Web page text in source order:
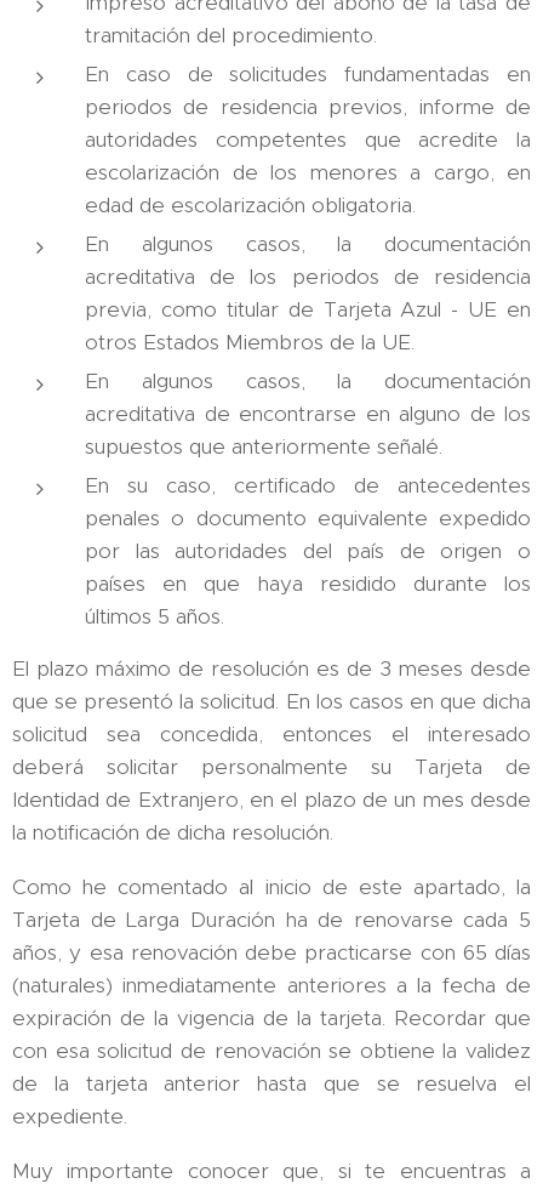
tramitación del procedimiento.
En caso de solicitudes fundamentadas en
periodos de residencia previos, informe de
autoridades competentes que acredite la
escolarización de los menores a cargo, en
edad de escolarización obligatoria.
En algunos casos, la documentación
acreditativa de los periodos de residencia
previa, como titular de Tarjeta Azul - UE en
otros Estados Miembros de la UE.
En algunos casos, la documentación
acreditativa de encontrarse en alguno de los
supuestos que anteriormente señalé.
En su caso, certificado de antecedentes
penales o documento equivalente expedido
por las autoridades del país de origen o
países en que haya residido durante los
últimos 5 años.
El plazo máximo de resolución es de 3 meses desde
que se presentó la solicitud. En los casos en que dicha
solicitud sea concedida, entonces el interesado
deberá solicitar personalmente su Tarjeta de
Identidad de Extranjero, en el plazo de un mes desde
la notificación de dicha resolución.
Como he comentado al inicio de este apartado, la
Tarjeta de Larga Duración ha de renovarse cada 5
años, y esa renovación debe practicarse con 65 días
(naturales) inmediatamente anteriores a la fecha de
expiración de la vigencia de la tarjeta. Recordar que
con esa solicitud de renovación se obtiene la validez
de la tarjeta anterior hasta que se resuelva el
expediente.
Muy importante conocer que, si te encuentras a